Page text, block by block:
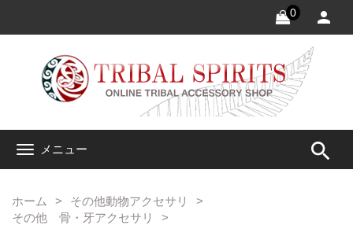
0
メニュー search
ホーム
その他動物アクセサリ
その他 骨・牙アクセサリ